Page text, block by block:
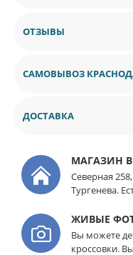
ОТЗЫВЫ
САМОВЫВОЗ
ДОСТАВКА
МАГАЗИН
Северная
Тургенева.
ЖИВЫЕ
Вы можете
кроссовки.